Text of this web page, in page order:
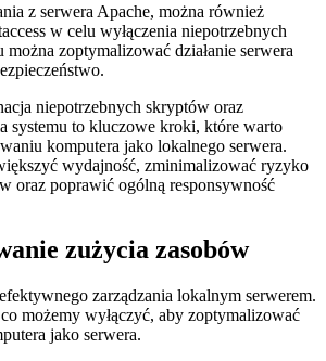
z serwera Apache, ⁤można ‍również
w celu ⁣wyłączenia niepotrzebnych
‍zoptymalizować działanie serwera
niepotrzebnych skryptów oraz
systemu to kluczowe ​kroki,​ które ⁢warto
komputera ⁢jako lokalnego ⁢serwera.
wydajność,⁣ zminimalizować ryzyko
oraz poprawić ogólną responsywność
zużycia zasobów
zarządzania lokalnym ⁢serwerem.
możemy wyłączyć,​ aby zoptymalizować
jako serwera.